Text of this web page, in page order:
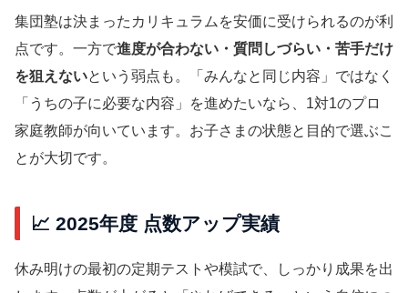
集団塾は決まったカリキュラムを安価に受けられるのが利
点です。一方で進度が合わない・質問しづらい・苦手だけ
を狙えないという弱点も。「みんなと同じ内容」ではなく
「うちの子に必要な内容」を進めたいなら、1対1のプロ
家庭教師が向いています。お子さまの状態と目的で選ぶこ
とが大切です。
📈 2025年度 点数アップ実績
休み明けの最初の定期テストや模試で、しっかり成果を出